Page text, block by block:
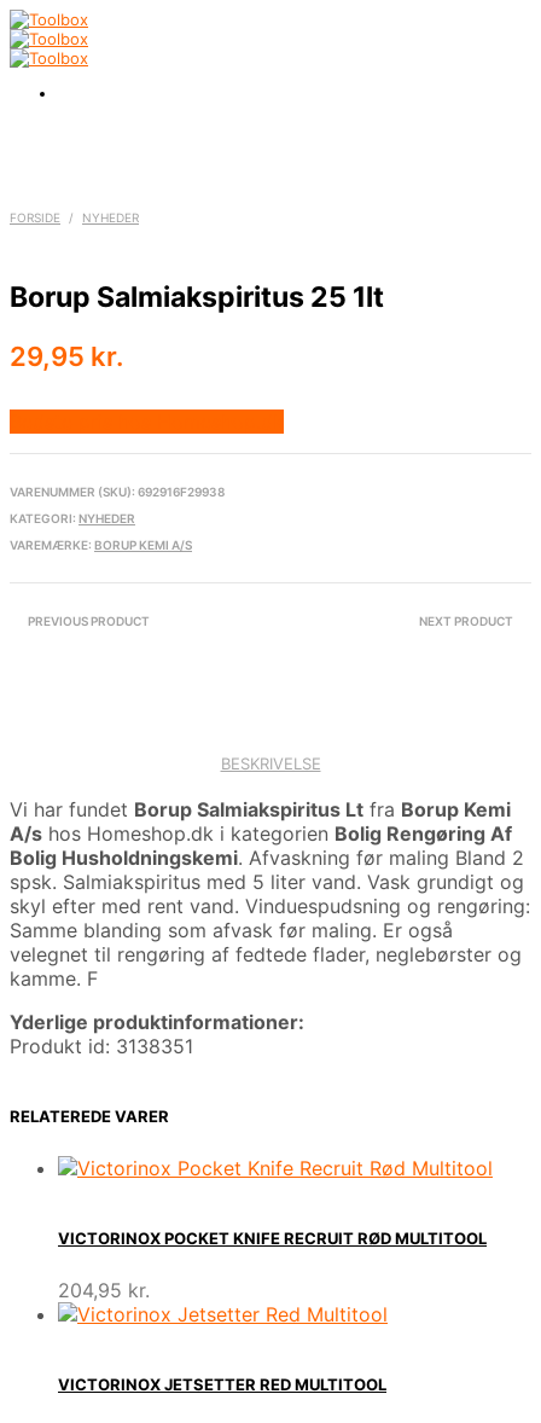
FORSIDE / NYHEDER
Borup Salmiakspiritus 25 1lt
29,95 kr.
VARENUMMER (SKU): 692916F29938
KATEGORI: NYHEDER
VAREMÆRKE: BORUP KEMI A/S
PREVIOUS PRODUCT NEXT PRODUCT
BESKRIVELSE
Vi har fundet Borup Salmiakspiritus Lt fra Borup Kemi
A/s hos Homeshop.dk i kategorien Bolig Rengøring Af
Bolig Husholdningskemi. Afvaskning før maling Bland 2
spsk. Salmiakspiritus med 5 liter vand. Vask grundigt og
skyl efter med rent vand. Vinduespudsning og rengøring:
Samme blanding som afvask før maling. Er også
velegnet til rengøring af fedtede flader, neglebørster og
kamme. F
Yderlige produktinformationer:
Produkt id: 3138351
RELATEREDE VARER
VICTORINOX POCKET KNIFE RECRUIT RØD MULTITOOL
204,95 kr.
VICTORINOX JETSETTER RED MULTITOOL